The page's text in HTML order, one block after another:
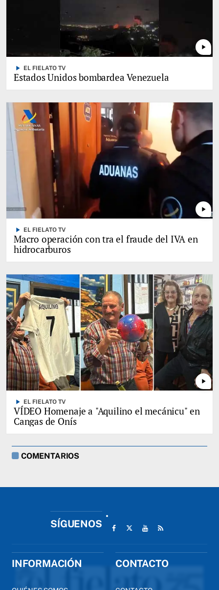
play_arrow
play_arrow EL FIELATO TV
Estados Unidos bombardea Venezuela
play_arrow
play_arrow EL FIELATO TV
Macro operación con tra el fraude del IVA en
hidrocarburos
play_arrow
play_arrow EL FIELATO TV
VÍDEO Homenaje a "Aquilino el mecánicu" en
Cangas de Onís
COMENTARIOS
SÍGUENOS
INFORMACIÓN CONTACTO